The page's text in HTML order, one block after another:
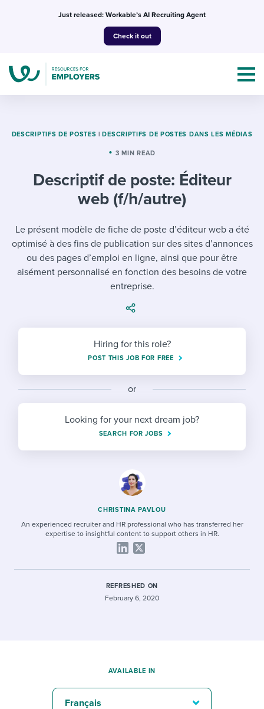
Just released: Workable’s AI Recruiting Agent
Check it out
Mobilizing AI in my work
Evaluating candidates
Developing & retaining people
Ensuring compliance
Finding and attracting people
Establishing an employer brand
Digitizing work processes
Candidate/employee experiences
Templates & Guides
I WANT...
Job description templates
Interview question templates
Onboarding checklists
Step-by-step tutorials
HR terms
Workable Academy
I WANT TO LEARN ABOUT...
Applying for a job
Pay & benefits
Overall career resources
Attend webinars & events
Workable customer stories
DESCRIPTIFS DE POSTES | DESCRIPTIFS DE POSTES DANS LES MÉDIAS
3 MIN READ
Descriptif de poste: Éditeur
web (f/h/autre)
Le présent modèle de fiche de poste d’éditeur web a été
optimisé à des fins de publication sur des sites d’annonces
ou des pages d’emploi en ligne, ainsi que pour être
aisément personnalisé en fonction des besoins de votre
entreprise.
Hiring for this role?
POST THIS JOB FOR FREE
or
Looking for your next dream job?
SEARCH FOR JOBS
CHRISTINA PAVLOU
An experienced recruiter and HR professional who has transferred her
expertise to insightful content to support others in HR.
REFRESHED ON
February 6, 2020
AVAILABLE IN
Français